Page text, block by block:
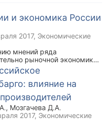
и экономика России
2017, Экономические
мнений ряда
рыночной экономики
этой связи правомерно
международные
против экономики
рассмотрении
что в результате
у России появилась
прорыв в развитии
влияние на
, Мозгачева Д.А.
2017, Экономические